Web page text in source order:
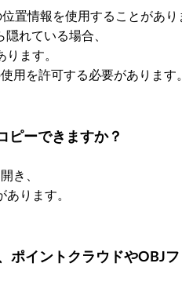
置情報を使用することがあり
れている場合、
ます。
用を許可する必要があります。
ピーできますか？
き、
ります。
ポイントクラウドやOBJ